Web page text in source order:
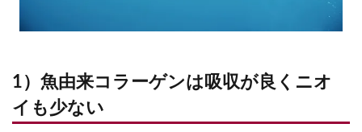
1）魚由来コラーゲンは吸収が良くニオ
イも少ない